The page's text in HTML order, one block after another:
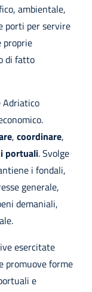
ambientale,
porti per servire
proprie
di fatto
Adriatico
, coordinare,
portuali. Svolge
i fondali,
generale,
demaniali,
esercitate
promuove forme
e